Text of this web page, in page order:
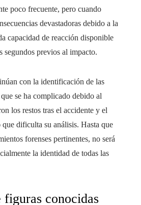
poco frecuente, pero cuando
devastadoras debido a la
capacidad de reacción disponible
segundos previos al impacto.
con la identificación de las
se ha complicado debido al
los restos tras el accidente y el
dificulta su análisis. Hasta que
forenses pertinentes, no será
la identidad de todas las
figuras conocidas